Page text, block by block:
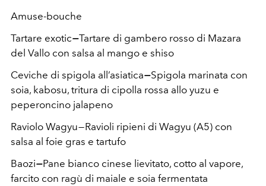
Amuse-bouche
Tartare exotic—Tartare di gambero rosso di Mazara
del Vallo con salsa al mango e shiso
Ceviche di spigola all’asiatica—Spigola marinata con
soia, kabosu, tritura di cipolla rossa allo yuzu e
peperoncino jalapeno
Raviolo Wagyu — Ravioli ripieni di Wagyu (A5) con
salsa al foie gras e tartufo
Baozi—Pane bianco cinese lievitato, cotto al vapore,
farcito con ragù di maiale e soia fermentata